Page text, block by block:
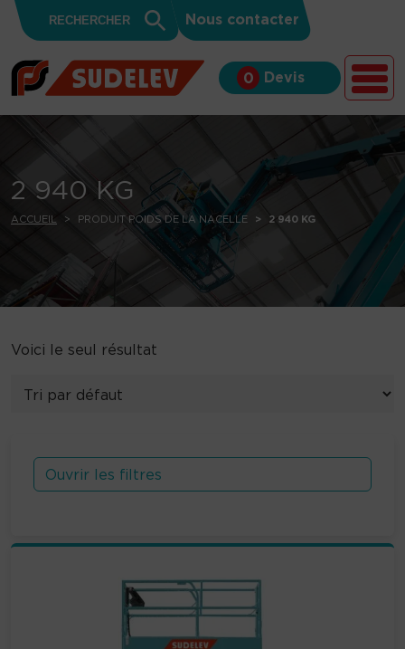
Skip to content
for:
Search
Button
Nous contacter
0 Devis
2 940 KG
ACCUEIL PRODUIT POIDS DE LA NACELLE 2 940 KG
Voici le seul résultat
Ouvrir les filtres